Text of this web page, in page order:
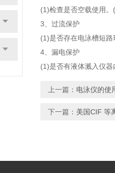
(1)检查是否空载使用
3、过流保护
(1)是否存在电泳槽短
4、漏电保护
(1)是否有液体溅入仪
上一篇： 电泳仪的使
下一篇： 美国CIF 等